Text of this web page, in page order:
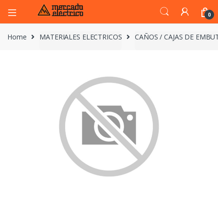
0
Home MATERIALES ELECTRICOS CAÑOS / CAJAS DE